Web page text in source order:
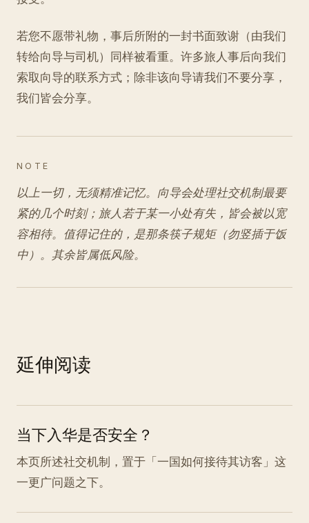
若您不愿带礼物，事后所附的一封书面致谢（由我们
转给向导与司机）同样被看重。许多旅人事后向我们
索取向导的联系方式；除非该向导请我们不要分享，
我们皆会分享。
NOTE
以上一切，无须精准记忆。向导会处理社交机制最要
紧的几个时刻；旅人若于某一小处有失，皆会被以宽
容相待。值得记住的，是那条筷子规矩（勿竖插于饭
中）。其余皆属低风险。
延伸阅读
当下入华是否安全？
本页所述社交机制，置于「一国如何接待其访客」这
一更广问题之下。